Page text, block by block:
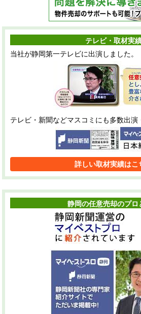
テレビ・取材実
当社が静岡第一テレビに出演しました。
テレビ・新聞などマスコミにも多数出演
詳しい取材実績はこ
静岡の任意売却のプロ